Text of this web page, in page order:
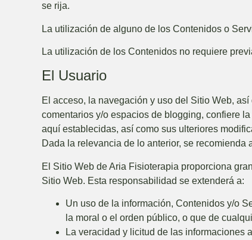
se rija.
La utilización de alguno de los Contenidos o
La utilización de los Contenidos no requiere
El Usuario
El acceso, la navegación y uso del Sitio Web, así
comentarios y/o espacios de blogging, confiere
aquí establecidas, así como sus ulteriores
Dada la relevancia de lo anterior, se
El Sitio Web deAria Fisioterapia proporciona
Sitio Web. Esta responsabilidad se extenderá a:
Un uso de la información, Contenidos y/o
la moral o el orden público, o que de
La veracidad y licitud de las informaciones